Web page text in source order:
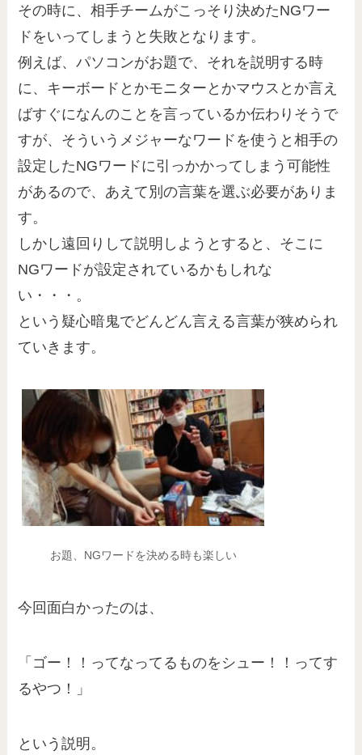
その時に、相手チームがこっそり決めたNGワー
ドをいってしまうと失敗となります。
例えば、パソコンがお題で、それを説明する時
に、キーボードとかモニターとかマウスとか言え
ばすぐになんのことを言っているか伝わりそうで
すが、そういうメジャーなワードを使うと相手の
設定したNGワードに引っかかってしまう可能性
があるので、あえて別の言葉を選ぶ必要がありま
す。
しかし遠回りして説明しようとすると、そこに
NGワードが設定されているかもしれな
い・・・。
という疑心暗鬼でどんどん言える言葉が狭められ
ていきます。
お題、NGワードを決める時も楽しい
今回面白かったのは、
「ゴー！！ってなってるものをシュー！！ってす
るやつ！」
という説明。